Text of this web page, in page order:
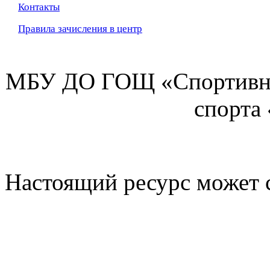
Контакты
Правила зачисления в центр
МБУ ДО ГОЩ
Настоящий ресурс может